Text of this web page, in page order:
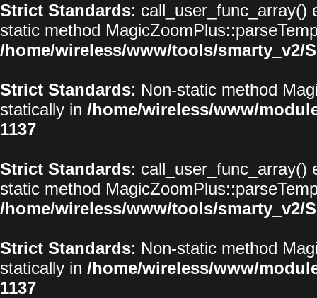
Strict Standards: call_user_func_array()
static method
/home/wireless/www/tools/smarty_v2/
Strict Standards: Non-static method
statically in /home/wireless/www/
1137
Strict Standards: call_user_func_array()
static method
/home/wireless/www/tools/smarty_v2/
Strict Standards: Non-static method
statically in /home/wireless/www/
1137